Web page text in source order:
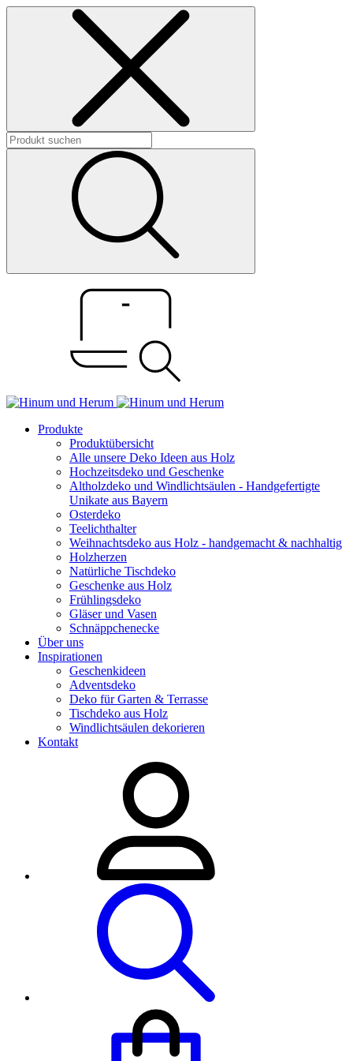
Produkte
Produktübersicht
Alle unsere Deko Ideen aus Holz
Hochzeitsdeko und Geschenke
Altholzdeko und Windlichtsäulen - Handgefertigte
Unikate aus Bayern
Osterdeko
Teelichthalter
Weihnachts­deko aus Holz - handgemacht & nachhaltig
Holzherzen
Natürliche Tischdeko
Geschenke aus Holz
Frühlingsdeko
Gläser und Vasen
Schnäppchenecke
Über uns
Inspirationen
Geschenkideen
Adventsdeko
Deko für Garten & Terrasse
Tischdeko aus Holz
Windlichtsäulen dekorieren
Kontakt